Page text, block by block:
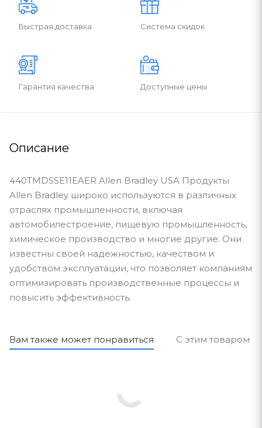
Быстрая доставка Система скидок
Гарантия качества Доступные цены
Описание
440TMDSSE11EAER Allen Bradley USA Продукты
Allen Bradley широко используются в различных
отраслях промышленности, включая
автомобилестроение, пищевую промышленность,
химическое производство и многие другие. Они
известны своей надежностью, качеством и
удобством эксплуатации, что позволяет компаниям
оптимизировать производственные процессы и
повысить эффективность.
Вам также может понравиться С этим товаром